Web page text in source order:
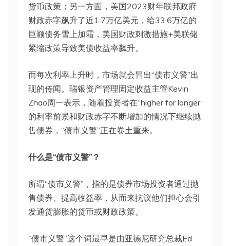
货币政策；另一方面，美国2023财年联邦政府
财政赤字飙升了近1.7万亿美元，给33.6万亿的
巨额债务雪上加霜，美国财政刺激措施+美联储
紧缩政策导致美债收益率飙升。
而每次利率上升时，市场就会冒出“债市义警”出
现的传闻。瑞银资产管理固定收益主管Kevin
Zhao周一表示，随着投资者在“higher for longer
的利率前景和财政赤字不断增加的情况下继续抛
售债券，“债市义警”正在卷土重来。
什么是“债市义警”？
所谓“债市义警”，指的是债券市场投资者通过抛
售债券、提高收益率，从而来抗议他们担心会引
发通货膨胀的货币或财政政策。
“债市义警”这个词最早是由亚德尼研究总裁Ed